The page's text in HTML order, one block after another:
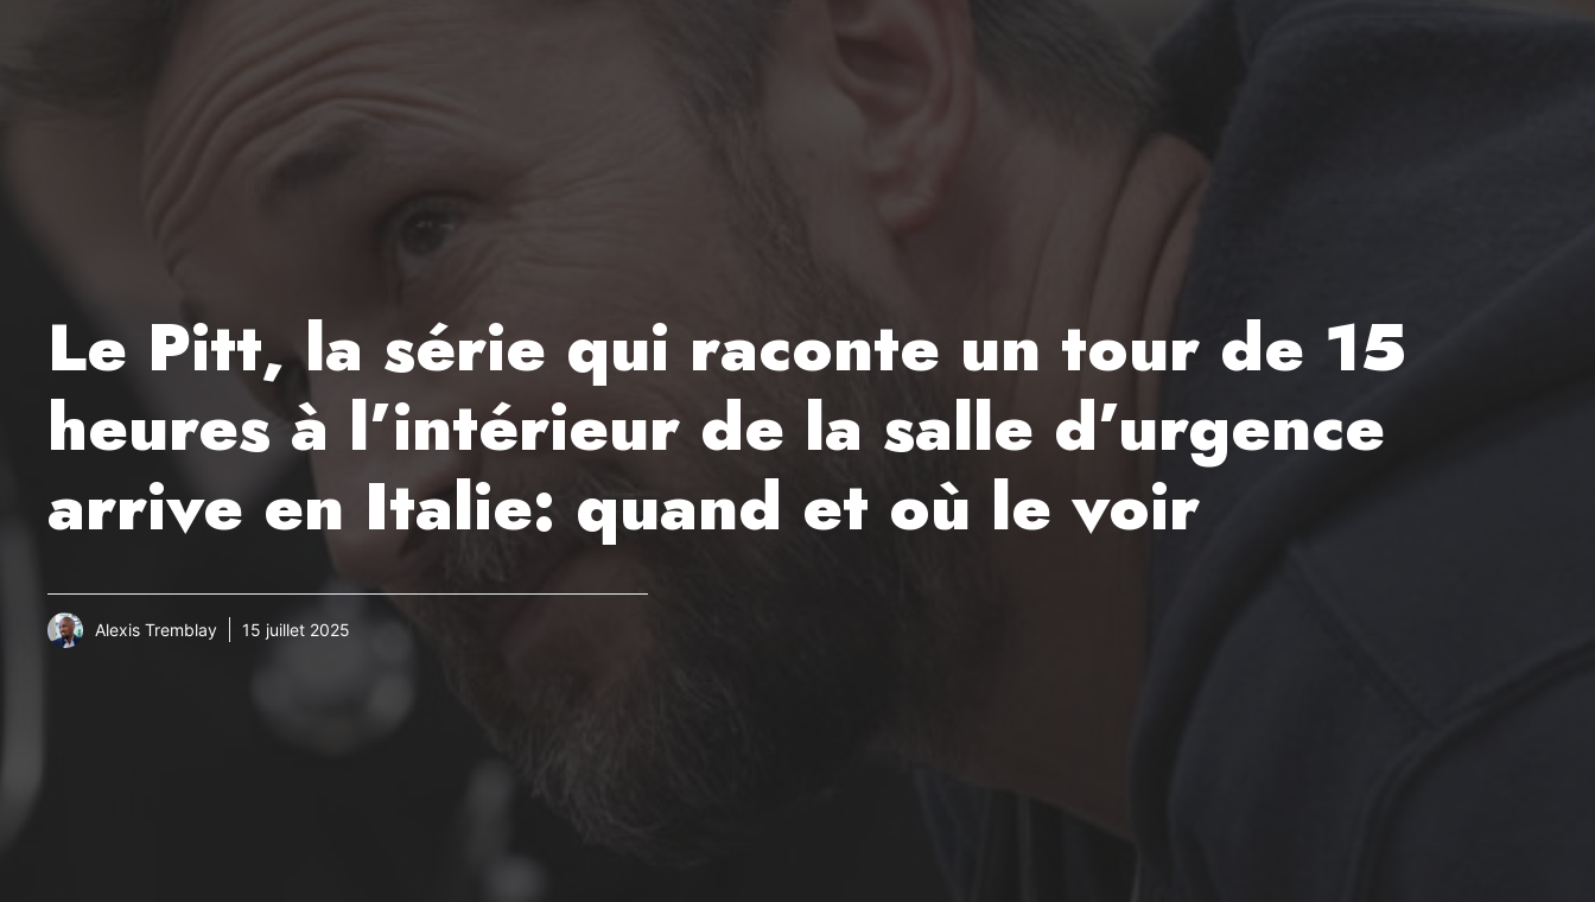
Le Pitt, la série qui raconte un tour de 15
heures à l’intérieur de la salle d’urgence
arrive en Italie: quand et où le voir
Alexis Tremblay 15 juillet 2025